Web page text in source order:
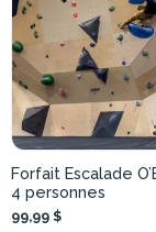
Forfait Escalade
4 personnes
99,99 $